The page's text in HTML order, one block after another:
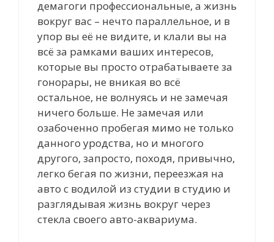
демагоги профессиональные, а жизнь
вокруг вас – нечто параллельное, и в
упор вы её не видите, и клали вы на
всё за рамками ваших интересов,
которые вы просто отрабатываете за
гонорары, не вникая во всё
остальное, не волнуясь и не замечая
ничего больше. Не замечая или
озабоченно пробегая мимо не только
данного уродства, но и многого
другого, запросто, походя, привычно,
легко бегая по жизни, переезжая на
авто с водилой из студии в студию и
разглядывая жизнь вокруг через
стекла своего авто-аквариума.